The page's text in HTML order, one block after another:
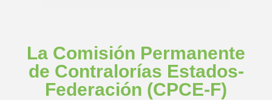
La Comisión Permanente
de Contralorías Estados-
Federación (CPCE-F)